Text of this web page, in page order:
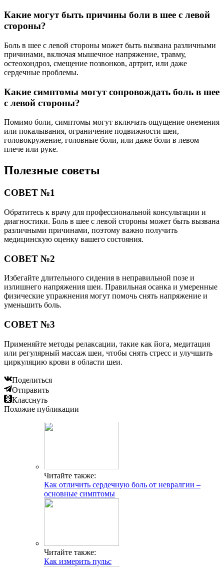
Какие могут быть причины боли в шее с левой
стороны?
Боль в шее с левой стороны может быть вызвана различными
причинами, включая мышечное напряжение, травму,
остеохондроз, смещение позвонков, артрит, или даже
сердечные проблемы.
Какие симптомы могут сопровождать боль в шее
с левой стороны?
Помимо боли, симптомы могут включать ощущение онемения
или покалывания, ограничение подвижности шеи,
головокружение, головные боли, или даже боли в левом
плече или руке.
Полезные советы
СОВЕТ №1
Обратитесь к врачу для профессиональной консультации и
диагностики. Боль в шее с левой стороны может быть вызвана
различными причинами, поэтому важно получить
медицинскую оценку вашего состояния.
СОВЕТ №2
Избегайте длительного сидения в неправильной позе и
излишнего напряжения шеи. Правильная осанка и умеренные
физические упражнения могут помочь снять напряжение и
уменьшить боль.
СОВЕТ №3
Применяйте методы релаксации, такие как йога, медитация
или регулярный массаж шеи, чтобы снять стресс и улучшить
циркуляцию крови в области шеи.
Поделиться
Отправить
Класснуть
Похожие публикации
Читайте также:
Как отличить сердечную боль от невралгии –
основные симптомы
Читайте также:
Как измерить пульс